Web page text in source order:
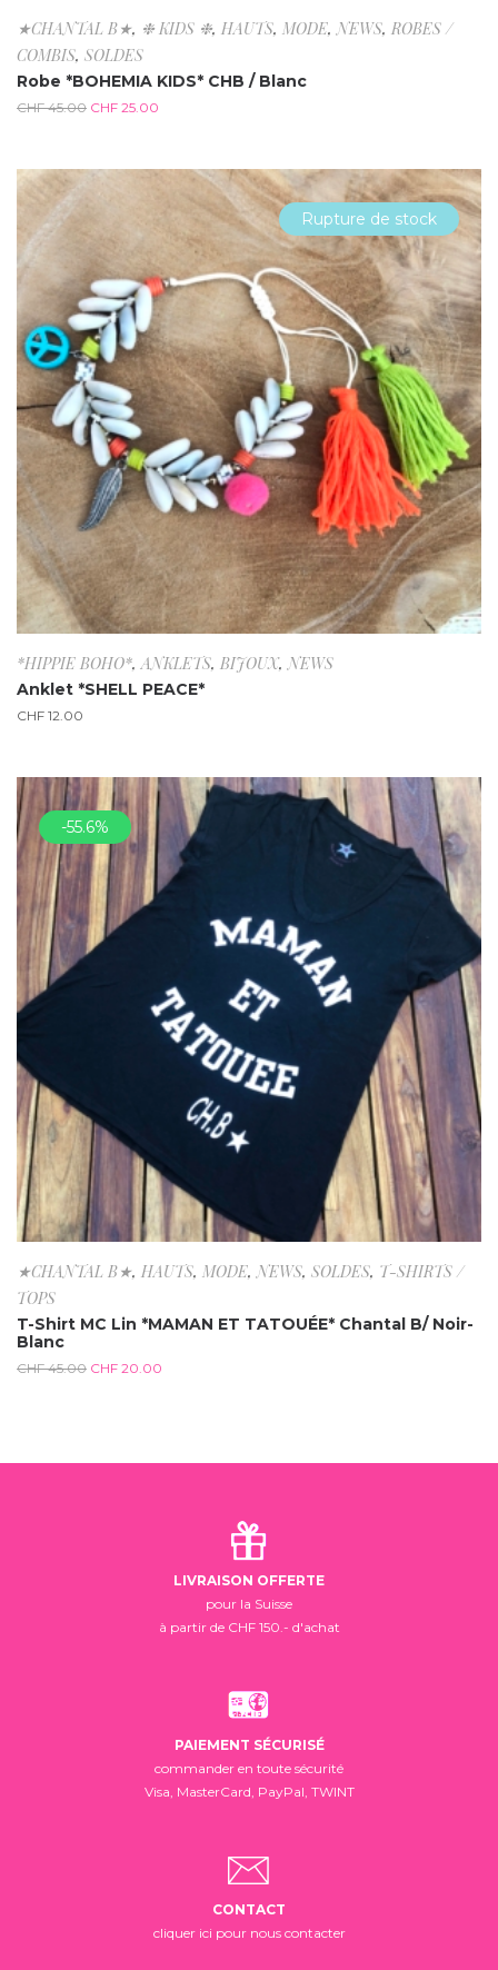
★CHANTAL B★, ❉ KIDS ❉, HAUTS, MODE, NEWS, ROBES /
COMBIS, SOLDES
Robe *BOHEMIA KIDS* CHB / Blanc
CHF45.00 CHF 25.00
Rupture de stock
*HIPPIE BOHO*, ANKLETS, BIJOUX, NEWS
Anklet *SHELL PEACE*
CHF 12.00
-55.6%
★CHANTAL B★, HAUTS, MODE, NEWS, SOLDES, T-SHIRTS /
TOPS
T-Shirt MC Lin *MAMAN ET TATOUÉE* Chantal B/ Noir-
Blanc
CHF45.00 CHF 20.00
LIVRAISON OFFERTE
pour la Suisse
à partir de CHF 150.- d'achat
PAIEMENT SÉCURISÉ
commander en toute sécurité
Visa, MasterCard, PayPal, TWINT
CONTACT
cliquer ici pour nous contacter